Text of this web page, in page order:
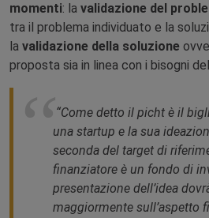
momenti: la validazione del
tra il problema individuato e la
la validazione della soluzione
proposta sia in linea con i bisogni
“Come detto il picht è il
una startup e la sua
seconda del target di
finanziatore è un fondo di
presentazione dell’idea
maggiormente sull’aspetto